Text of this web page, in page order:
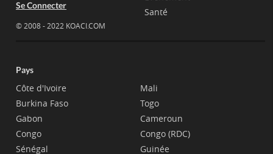
Se Connecter
© 2008 - 2022 KOACI.COM
Santé
Pays
Côte d'Ivoire
Burkina Faso
Gabon
Congo
Sénégal
Mali
Togo
Cameroun
Congo (RDC)
Guinée